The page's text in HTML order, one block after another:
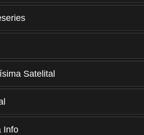
Satelital
Info